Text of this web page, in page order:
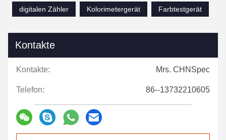
digitalen Zähler
Kolorimetergerät Farbtestgerät
Kontakte
Kontakte: Mrs. CHNSpec
Telefon: 86--13732210605